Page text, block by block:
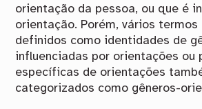
orientação da pessoa, ou que é
orientação. Porém, vários termos
definidos como identidades de
influenciadas por orientações ou
específicas de orientações
categorizados como gêneros-